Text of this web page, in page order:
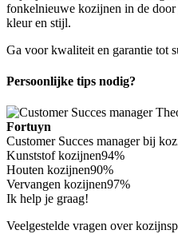
fonkelnieuwe kozijnen in de door
kleur en stijl.
Ga voor kwaliteit en garantie tot
Persoonlijke tips nodig?
Fortuyn
Customer Succes manager bij
Kunststof kozijnen94%
Houten kozijnen90%
Vervangen kozijnen97%
Ik help je graag!
Veelgestelde vragen over